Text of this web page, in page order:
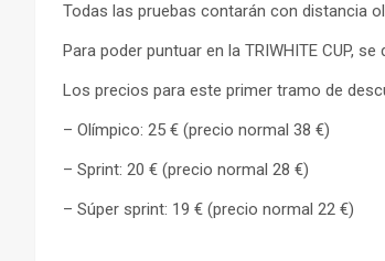
Todas las pruebas contarán con distancia
Para poder puntuar en la TRIWHITE CUP,
Los precios para este primer tramo de
– Olímpico: 25 € (precio normal 38 €)
– Sprint: 20 € (precio normal 28 €)
– Súper sprint: 19 € (precio normal 22 €)